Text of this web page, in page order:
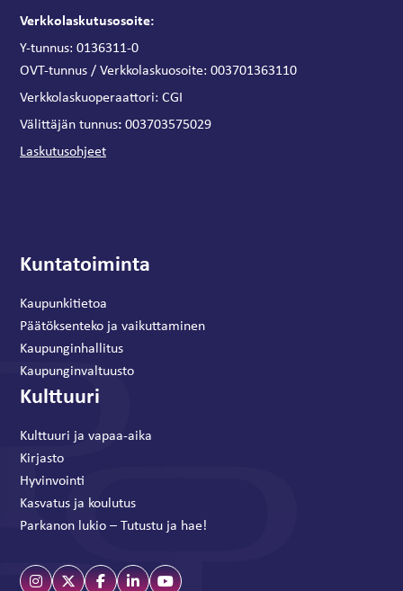
Verkkolaskutusosoite:
Y-tunnus: 0136311-0
OVT-tunnus / Verkkolaskuosoite: 003701363110
Verkkolaskuoperaattori: CGI
Välittäjän tunnus:003703575029
Laskutusohjeet
Kuntatoiminta
Kaupunkitietoa
Päätöksenteko ja vaikuttaminen
Kaupunginhallitus
Kaupunginvaltuusto
Kulttuuri
Kulttuuri ja vapaa-aika
Kirjasto
Hyvinvointi
Kasvatus ja koulutus
Parkanon lukio – Tutustu ja hae!